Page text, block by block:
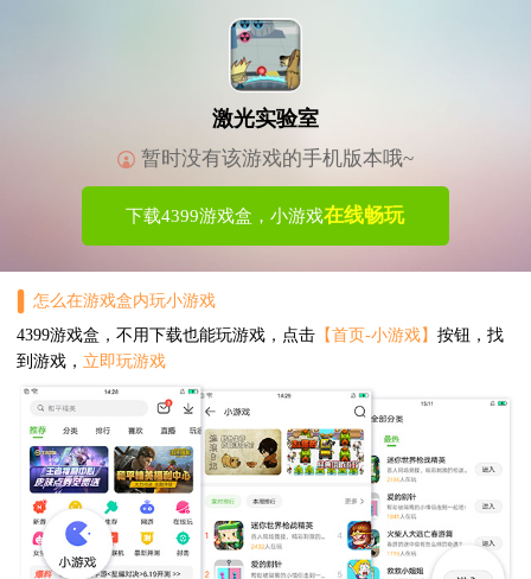
激光实验室
暂时没有该游戏的手机版本哦~
下载4399游戏盒，小游戏在线畅玩
怎么在游戏盒内玩小游戏
4399游戏盒，不用下载也能玩游戏，点击【首页-小游戏】 按钮，找
到游戏， 立即玩游戏